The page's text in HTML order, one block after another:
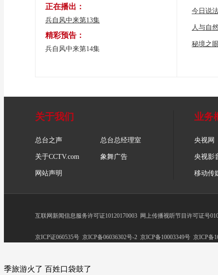
正在播出：
兵自风中来第13集
精彩预告：
兵自风中来第14集
今日说
人与自
秘境之
关于我们
总台之声 总台总经理室
关于CCTV.com 象舞广告
网站声明
业务
央视网
央视影
移动传
互联网新闻信息服务许可证10120170003 网上传播视听节目许可证号
京ICP证060535号 京ICP备06036302号-2 京ICP备10003349号 京ICP备
季旅游火了 百姓口袋鼓了